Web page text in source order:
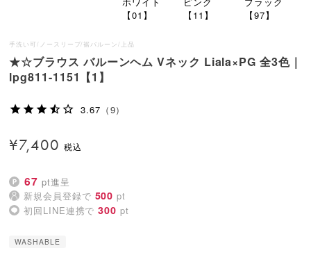
【01】
【11】
【97】
手洗い可/ノースリーブ/裾バルーン/上品
★☆ブラウス バルーンヘム Vネック Liala×PG 全3色｜
lpg811-1151【1】
3.67 （9）
¥7,400
67 pt進呈
新規会員登録で 500 pt
初回LINE連携で 300 pt
WASHABLE